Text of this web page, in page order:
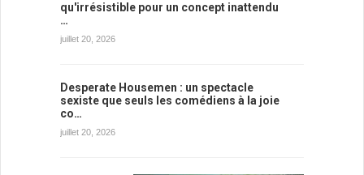
qu'irrésistible pour un concept inattendu
…
juillet 20, 2026
Desperate Housemen : un spectacle
sexiste que seuls les comédiens à la joie
co…
juillet 20, 2026